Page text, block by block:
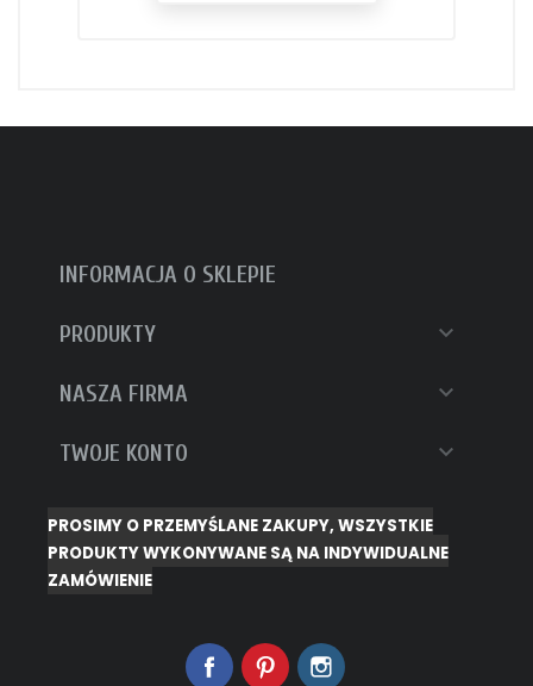
INFORMACJA O SKLEPIE
PRODUKTY 
NASZA FIRMA 
TWOJE KONTO 
PROSIMY O PRZEMYŚLANE ZAKUPY, WSZYSTKIE
PRODUKTY WYKONYWANE SĄ NA INDYWIDUALNE
ZAMÓWIENIE
FacebookPinterest